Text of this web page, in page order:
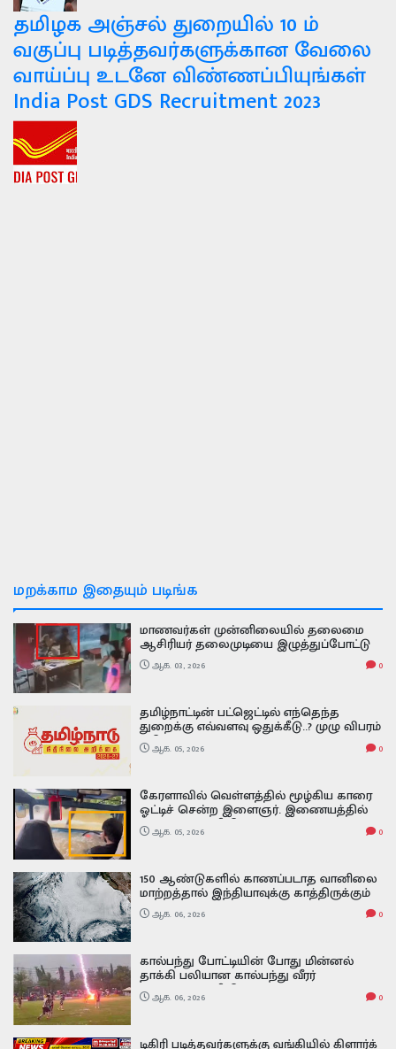
தமிழக அஞ்சல் துறையில் 10 ம்
வகுப்பு படித்தவர்களுக்கான வேலை
வாய்ப்பு உடனே விண்ணப்பியுங்கள்
India Post GDS Recruitment 2023
மறக்காம இதையும் படிங்க
மாணவர்கள் முன்னிலையில் தலைமை
ஆசிரியர் தலைமுடியை இழுத்துப்போட்டு
அடித்த ஆசிரியர் வைரல் வீடியோ
ஆக. 03, 2026 0
தமிழ்நாட்டின் பட்ஜெட்டில் எந்தெந்த
துறைக்கு எவ்வளவு ஒதுக்கீடு..? முழு விபரம்
இதோஆக. 05, 2026 0
கேரளாவில் வெள்ளத்தில் மூழ்கிய காரை
ஓட்டிச் சென்ற இளைஞர். இணையத்தில்
வைரலாகும் வீடியோ
ஆக. 05, 2026 0
150 ஆண்டுகளில் காணப்படாத வானிலை
மாற்றத்தால் இந்தியாவுக்கு காத்திருக்கும்
அதிர்ச்சி வலுவடைந்த சூப்பர் எல் நினோ -
அதன் பாதிப்பு எப்படி இருக்கும் Super El
ஆக. 06, 2026 0
கால்பந்து போட்டியின் போது மின்னல்
தாக்கி பலியான கால்பந்து வீரர்
வைரலாகும் வீடியோ footballer has
tragically died after being struck by
ஆக. 06, 2026 0
டிகிரி படித்தவர்களுக்கு வங்கியில் கிளார்க்